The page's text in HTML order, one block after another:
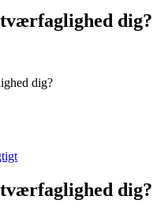
dig?
dig?
dig?